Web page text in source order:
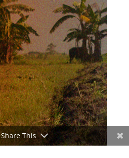
Share This